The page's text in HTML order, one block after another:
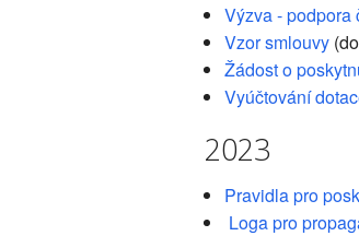
Výzva - podpora
Vzor smlouvy
Žádost o
Vyúčtování
2023
Pravidla pro
Loga pro